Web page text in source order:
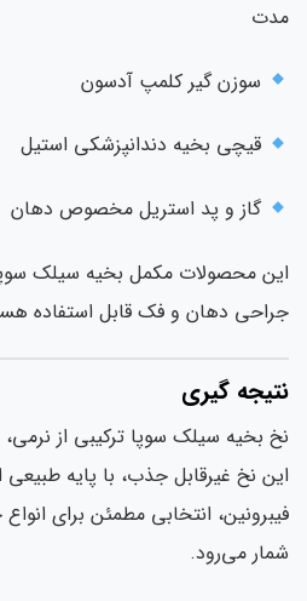
سوزن گیر کلمپ آدسون
قیچی بخیه دندانپزشکی استیل
گاز و پد استریل مخصوص دهان
محصولات مکمل بخیه سیلک سوپا
دهان و فک قابل استفاده
گیری
بخیه سیلک سوپا ترکیبی از نرمی،
نخ غیرقابل جذب، با پایه طبیعی
انتخابی مطمئن برای انواع
می‌رود.